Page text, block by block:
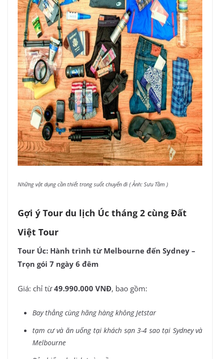
Những vật dụng cần thiết trong suốt chuyến đi ( Ảnh: Sưu Tầm )
Gợi ý Tour du lịch Úc tháng 2 cùng Đất
Việt Tour
Tour Úc: Hành trình từ Melbourne đến Sydney –
Trọn gói 7 ngày 6 đêm
Giá: chỉ từ 49.990.000 VNĐ, bao gồm:
Bay thẳng cùng hãng hàng không Jetstar
tạm cư và ăn uống tại khách sạn 3-4 sao tại Sydney và
Melbourne